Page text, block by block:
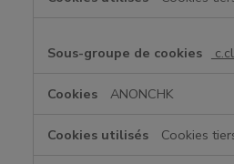
ANONCHK
Cookies